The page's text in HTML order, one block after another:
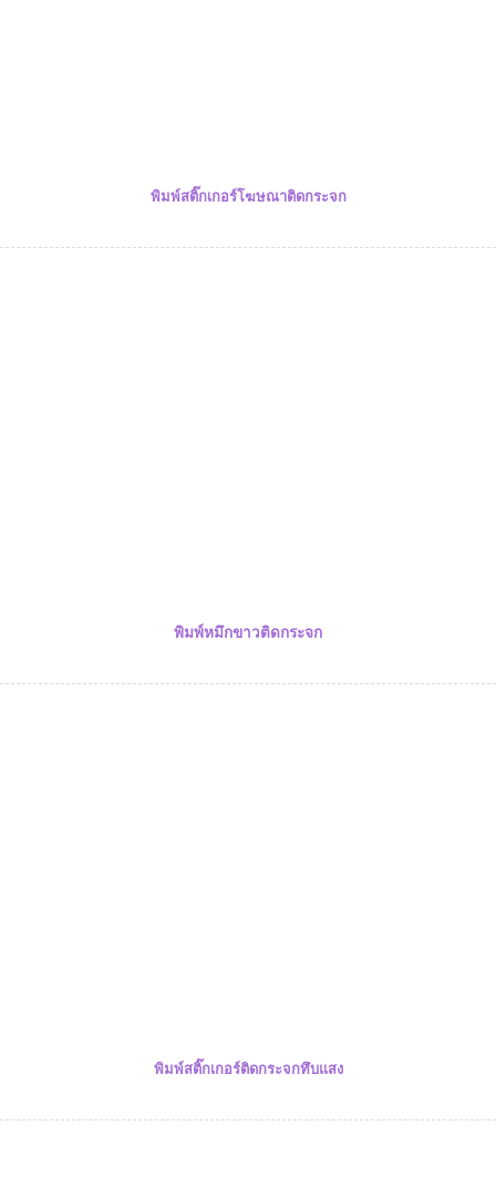
พิมพ์สติ๊กเกอร์โฆษณาติดกระจก
พิมพ์หมึกขาวติดกระจก
พิมพ์สติ๊กเกอร์ติดกระจกทึบแสง